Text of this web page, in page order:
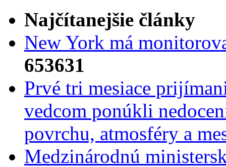
Najčítanejšie články
New York má
653631
Prvé tri mesiace
vedcom ponúkli
povrchu, atmosféry a
Medzinárodnú